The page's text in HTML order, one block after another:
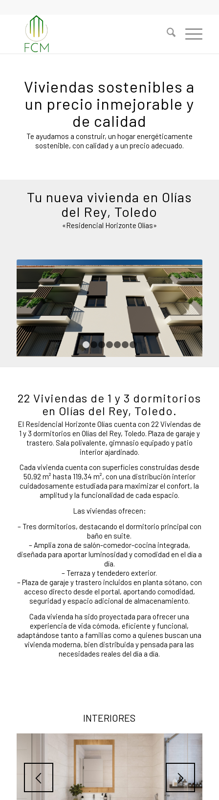
Viviendas sostenibles a
un precio inmejorable y
de calidad
Te ayudamos a construir, un hogar energéticamente
sostenible, con calidad y a un precio adecuado.
Tu nueva vivienda en Olías
del Rey, Toledo
«Residencial Horizonte Olías»
1 4 7
22 Viviendas de 1 y 3 dormitorios
en Olías del Rey, Toledo.
El Residencial Horizonte Olías cuenta con 22 Viviendas de
1 y 3 dormitorios en Olías del Rey, Toledo. Plaza de garaje y
trastero. Sala polivalente, gimnasio equipado y patio
interior ajardinado.
Cada vivienda cuenta con superficies construidas desde
50,92 m² hasta 119,34 m², con una distribución interior
cuidadosamente estudiada para maximizar el confort, la
amplitud y la funcionalidad de cada espacio.
Las viviendas ofrecen:
– Tres dormitorios, destacando el dormitorio principal con
baño en suite.
– Amplia zona de salón-comedor-cocina integrada,
diseñada para aportar luminosidad y comodidad en el día a
día.
– Terraza y tendedero exterior.
– Plaza de garaje y trastero incluidos en planta sótano, con
acceso directo desde el portal, aportando comodidad,
seguridad y espacio adicional de almacenamiento.
Cada vivienda ha sido proyectada para ofrecer una
experiencia de vida cómoda, eficiente y funcional,
adaptándose tanto a familias como a quienes buscan una
vivienda moderna, bien distribuida y pensada para las
necesidades reales del día a día.
INTERIORES